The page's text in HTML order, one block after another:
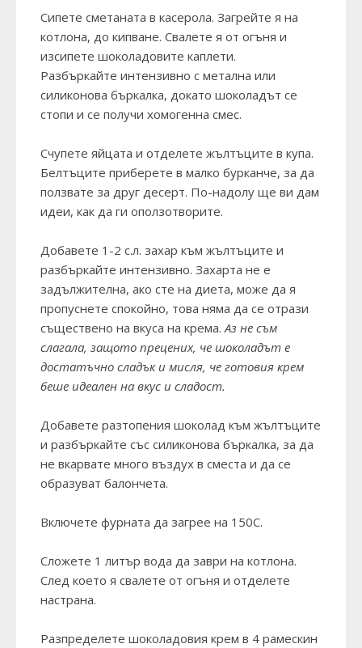
Сипете сметаната в касерола. Загрейте я на
котлона, до кипване. Свалете я от огъня и
изсипете шоколадовите каплети.
Разбъркайте интензивно с метална или
силиконова бъркалка, докато шоколадът се
стопи и се получи хомогенна смес.
Счупете яйцата и отделете жълтъците в купа.
Белтъците приберете в малко бурканче, за да
ползвате за друг десерт. По-надолу ще ви дам
идеи, как да ги оползотворите.
Добавете 1-2 с.л. захар към жълтъците и
разбъркайте интензивно. Захарта не е
задължителна, ако сте на диета, може да я
пропуснете спокойно, това няма да се отрази
съществено на вкуса на крема.Аз не съм
слагала, защото прецених, че шоколадът е
достатъчно сладък и мисля, че готовия крем
беше идеален на вкус и сладост.
Добавете разтопения шоколад към жълтъците
и разбъркайте със силиконова бъркалка, за да
не вкарвате много въздух в сместа и да се
образуват балончета.
Включете фурната да загрее на 150С.
Сложете 1 литър вода да заври на котлона.
След което я свалете от огъня и отделете
настрана.
Разпределете шоколадовия крем в 4 рамескин